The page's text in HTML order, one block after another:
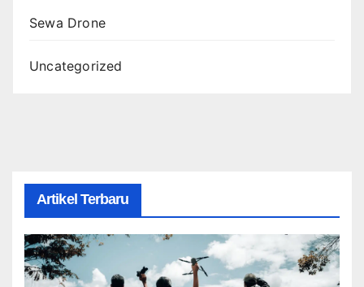
Sewa Drone
Uncategorized
Artikel Terbaru